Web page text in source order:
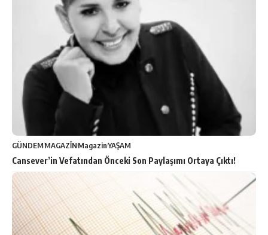
GÜNDEMMAGAZİNMagazinYAŞAM
Cansever’in Vefatından Önceki Son Paylaşımı Ortaya Çıktı!